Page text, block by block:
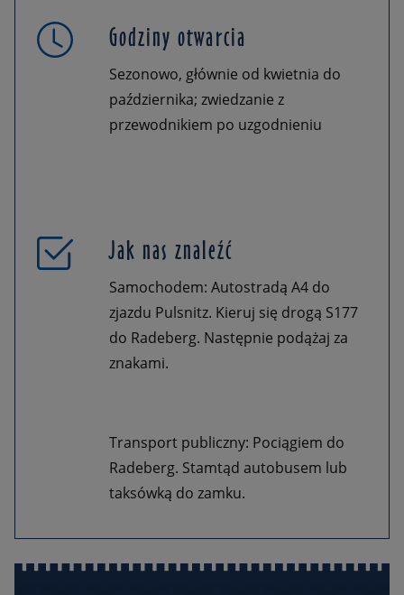
Godziny otwarcia
Sezonowo, głównie od kwietnia do
października; zwiedzanie z
przewodnikiem po uzgodnieniu
Jak nas znaleźć
Samochodem: Autostradą A4 do
zjazdu Pulsnitz. Kieruj się drogą S177
do Radeberg. Następnie podążaj za
znakami.
Transport publiczny: Pociągiem do
Radeberg. Stamtąd autobusem lub
taksówką do zamku.